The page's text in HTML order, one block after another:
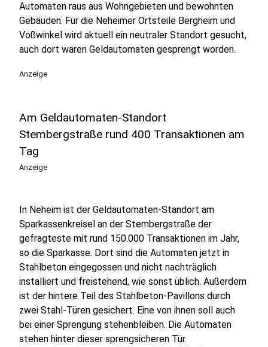
Automaten raus aus Wohngebieten und bewohnten
Gebäuden. Für die Neheimer Ortsteile Bergheim und
Voßwinkel wird aktuell ein neutraler Standort gesucht,
auch dort waren Geldautomaten gesprengt worden.
Anzeige
Am Geldautomaten-Standort
Stembergstraße rund 400 Transaktionen am
Tag
Anzeige
In Neheim ist der Geldautomaten-Standort am
Sparkassenkreisel an der Stembergstraße der
gefragteste mit rund 150.000 Transaktionen im Jahr,
so die Sparkasse. Dort sind die Automaten jetzt in
Stahlbeton eingegossen und nicht nachträglich
installiert und freistehend, wie sonst üblich. Außerdem
ist der hintere Teil des Stahlbeton-Pavillons durch
zwei Stahl-Türen gesichert. Eine von ihnen soll auch
bei einer Sprengung stehenbleiben. Die Automaten
stehen hinter dieser sprengsicheren Tür.